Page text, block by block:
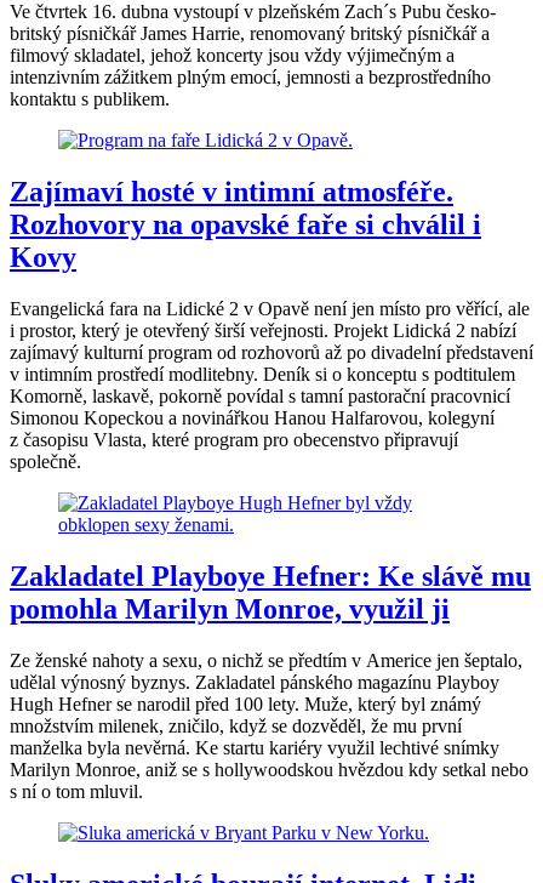
Ve čtvrtek 16. dubna vystoupí v plzeňském Zach´s Pubu česko-
britský písničkář James Harrie, renomovaný britský písničkář a
filmový skladatel, jehož koncerty jsou vždy výjimečným a
intenzivním zážitkem plným emocí, jemnosti a bezprostředního
kontaktu s publikem.
Zajímaví hosté v intimní atmosféře.
Rozhovory na opavské faře si chválil i
Kovy
Evangelická fara na Lidické 2 v Opavě není jen místo pro věřící, ale
i prostor, který je otevřený širší veřejnosti. Projekt Lidická 2 nabízí
zajímavý kulturní program od rozhovorů až po divadelní představení
v intimním prostředí modlitebny. Deník si o konceptu s podtitulem
Komorně, laskavě, pokorně povídal s tamní pastorační pracovnicí
Simonou Kopeckou a novinářkou Hanou Halfarovou, kolegyní
z časopisu Vlasta, které program pro obecenstvo připravují
společně.
Zakladatel Playboye Hefner: Ke slávě mu
pomohla Marilyn Monroe, využil ji
Ze ženské nahoty a sexu, o nichž se předtím v Americe jen šeptalo,
udělal výnosný byznys. Zakladatel pánského magazínu Playboy
Hugh Hefner se narodil před 100 lety. Muže, který byl známý
množstvím milenek, zničilo, když se dozvěděl, že mu první
manželka byla nevěrná. Ke startu kariéry využil lechtivé snímky
Marilyn Monroe, aniž se s hollywoodskou hvězdou kdy setkal nebo
s ní o tom mluvil.